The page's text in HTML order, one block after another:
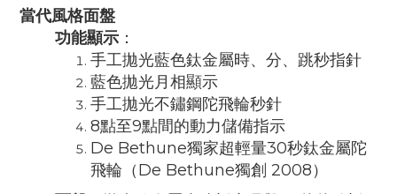
當代風格面盤
功能顯示 ：
手工拋光藍色鈦金屬時、分、跳秒指針
藍色拋光月相顯示
手工拋光不鏽鋼陀飛輪秒針
8點至9點間的動力儲備指示
De Bethune獨家超輕量30秒鈦金屬陀
飛輪（De Bethune獨創 2008）